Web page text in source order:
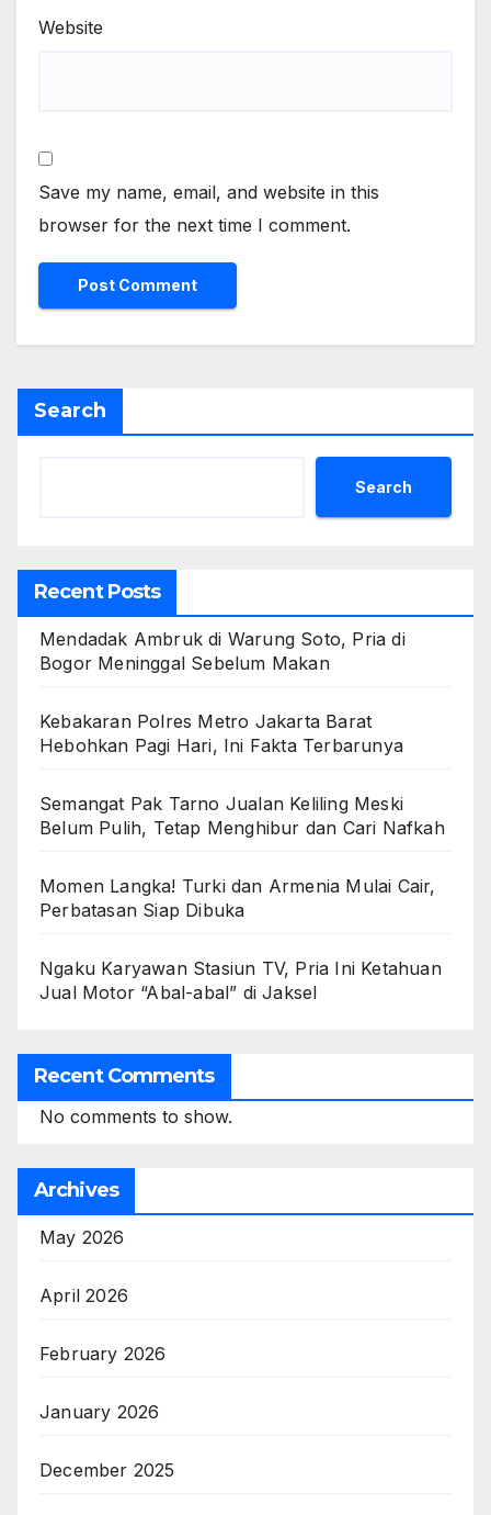
Website
Save my name, email, and website in this
browser for the next time I comment.
Search
Search
Recent Posts
Mendadak Ambruk di Warung Soto, Pria di
Bogor Meninggal Sebelum Makan
Kebakaran Polres Metro Jakarta Barat
Hebohkan Pagi Hari, Ini Fakta Terbarunya
Semangat Pak Tarno Jualan Keliling Meski
Belum Pulih, Tetap Menghibur dan Cari Nafkah
Momen Langka! Turki dan Armenia Mulai Cair,
Perbatasan Siap Dibuka
Ngaku Karyawan Stasiun TV, Pria Ini Ketahuan
Jual Motor “Abal-abal” di Jaksel
Recent Comments
No comments to show.
Archives
May 2026
April 2026
February 2026
January 2026
December 2025